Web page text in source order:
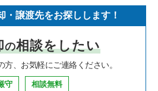
件一覧
件一覧
き売却物件の案件一覧
売却物件の案件一覧
却物件の案件一覧
却物件の案件一覧
売却物件の案件一覧
売却物件の案件一覧
き売却物件の案件一覧
抜き売却物件の案件一覧
物件の案件一覧
抜き売却物件の案件一覧
物件の案件一覧
き売却物件の案件一覧
却物件の案件一覧
・譲渡先をお探しします！
の相談をしたい
方、お気軽にご連絡ください。
守 相談無料